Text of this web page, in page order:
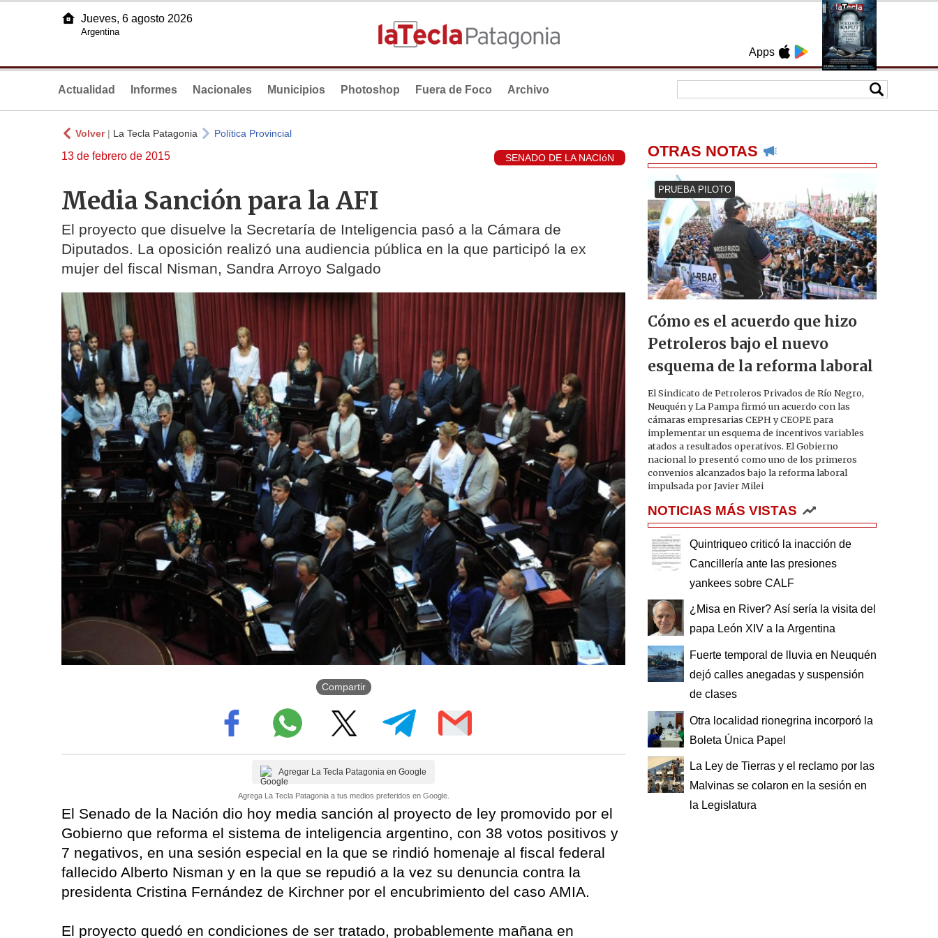
Apps
Jueves, 6 agosto 2026
Argentina
Actualidad Informes Nacionales Municipios Photoshop Fuera de Foco Archivo
Volver| La Tecla Patagonia Política Provincial
13 de febrero de 2015 SENADO DE LA NACIóN
Media Sanción para la AFI
El proyecto que disuelve la Secretaría de Inteligencia pasó a la Cámara de
Diputados. La oposición realizó una audiencia pública en la que participó la ex
mujer del fiscal Nisman, Sandra Arroyo Salgado
Compartir
Agregar La Tecla Patagonia en Google
Agrega La Tecla Patagonia a tus medios preferidos en Google.
El Senado de la Nación dio hoy media sanción al proyecto de ley promovido por el
Gobierno que reforma el sistema de inteligencia argentino, con 38 votos positivos y
7 negativos, en una sesión especial en la que se rindió homenaje al fiscal federal
fallecido Alberto Nisman y en la que se repudió a la vez su denuncia contra la
presidenta Cristina Fernández de Kirchner por el encubrimiento del caso AMIA.
El proyecto quedó en condiciones de ser tratado, probablemente mañana en
OTRAS NOTAS
PRUEBA PILOTO
Cómo es el acuerdo que hizo
Petroleros bajo el nuevo
esquema de la reforma laboral
El Sindicato de Petroleros Privados de Río Negro,
Neuquén y La Pampa firmó un acuerdo con las
cámaras empresarias CEPH y CEOPE para
implementar un esquema de incentivos variables
atados a resultados operativos. El Gobierno
nacional lo presentó como uno de los primeros
convenios alcanzados bajo la reforma laboral
impulsada por Javier Milei
NOTICIAS MÁS VISTAS
Quintriqueo criticó la inacción de
Cancillería ante las presiones
yankees sobre CALF
¿Misa en River? Así sería la visita del
papa León XIV a la Argentina
Fuerte temporal de lluvia en Neuquén
dejó calles anegadas y suspensión
de clases
Otra localidad rionegrina incorporó la
Boleta Única Papel
La Ley de Tierras y el reclamo por las
Malvinas se colaron en la sesión en
la Legislatura